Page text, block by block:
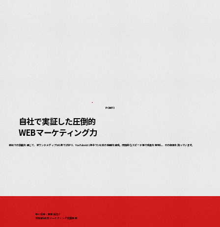
POINT3
自社で実証した圧倒的
WEBマーケティング力
自社での挑戦を通じて、オウンドメディアは1年で2万PV、YouTubeは1年半で141本の動画を達成。圧倒的なスピード感で成長を実現し、その自信を持っています。
中小企業・事業主向け
伴走型WEBマーケティング支援事業